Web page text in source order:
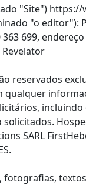
"Site")
"o editor"):
363 699,
reservados
qualquer
solicitados.
SARL
fotografias,